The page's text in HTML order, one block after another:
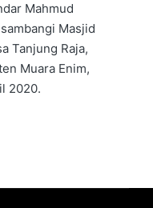
Mahmud
Masjid
Tanjung Raja,
Muara Enim,
2020.